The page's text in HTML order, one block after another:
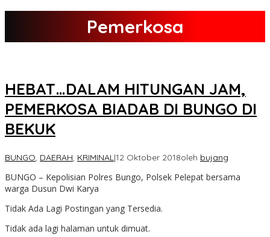
Pemerkosa
HEBAT…DALAM HITUNGAN JAM,
PEMERKOSA BIADAB DI BUNGO DI
BEKUK
BUNGO, DAERAH, KRIMINAL|12 Oktober 2018oleh bujang
BUNGO – Kepolisian Polres Bungo, Polsek Pelepat bersama
warga Dusun Dwi Karya
Tidak Ada Lagi Postingan yang Tersedia.
Tidak ada lagi halaman untuk dimuat.